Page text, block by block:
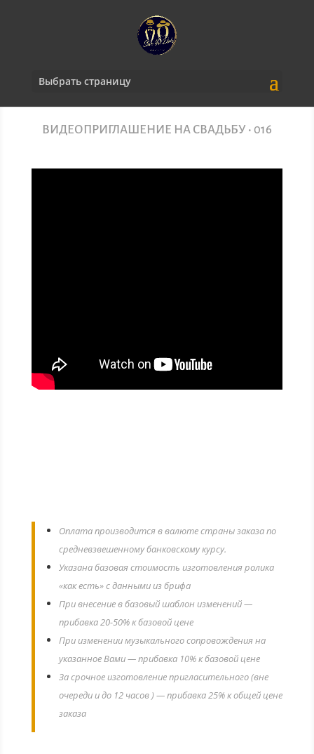
Выбрать страницу
ВИДЕОПРИГЛАШЕНИЕ НА СВАДЬБУ • 016
Оплата производится в валюте страны заказа по
средневзвешенному банковскому курсу.
Указана базовая стоимость изготовления ролика
«как есть» с данными из брифа
При внесение в базовый шаблон изменений —
прибавка 20-50% к базовой цене
При изменении музыкального сопровождения на
указанное Вами — прибавка 10% к базовой цене
За срочное изготовление пригласительного (вне
очереди и до 12 часов ) — прибавка 25% к общей цене
заказа